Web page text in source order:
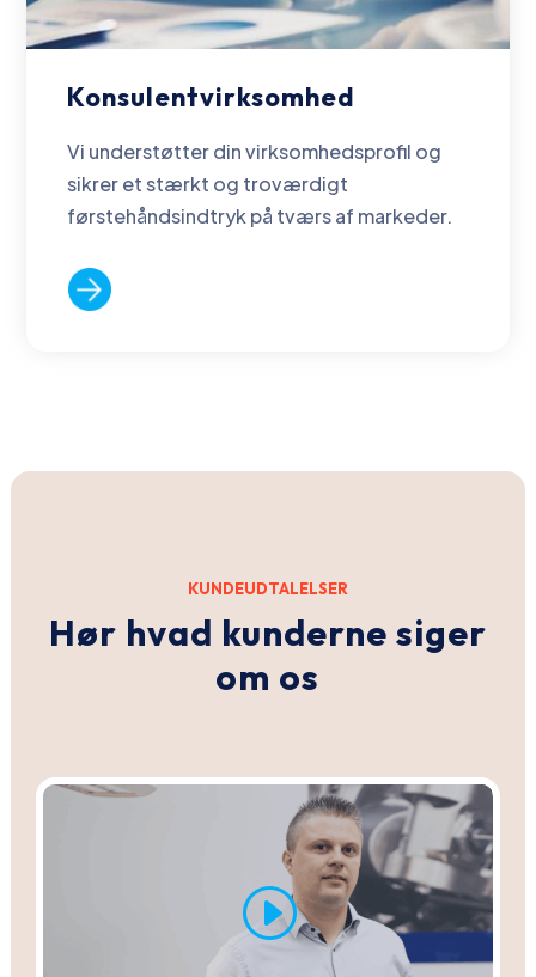
Konsulentvirksomhed
Vi understøtter din virksomhedsprofil og
sikrer et stærkt og troværdigt
førstehåndsindtryk på tværs af markeder.
KUNDEUDTALELSER
Hør hvad kunderne siger
om os